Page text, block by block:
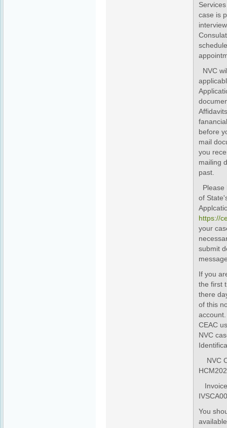
case is
NVC
before
mail
you
mailing
past.
Please
of
https://
your
submit
If you
the first
there
of this
CEAC
NVC
NVC
You